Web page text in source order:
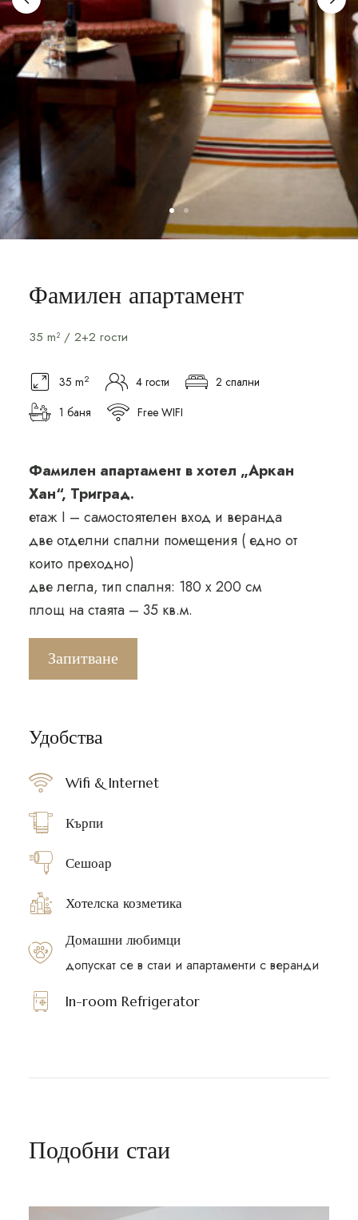
Фамилен апартамент
35 m² / 2+2 гости
35 m2 4 гости
2 спални
1 баня
Free WIFI
Фамилен апартамент в хотел „Аркан
Хан“, Триград.
етаж I – самостоятелен вход и веранда
две отделни спални помещения ( едно от
които преходно)
две легла, тип спалня: 180 х 200 см
площ на стаята – 35 кв.м.
Запитване
Удобства
Wifi & Internet
Кърпи
Сешоар
Хотелска козметика
Домашни любимци
допускат се в стаи и апартаменти с веранди
In-room Refrigerator
Подобни стаи